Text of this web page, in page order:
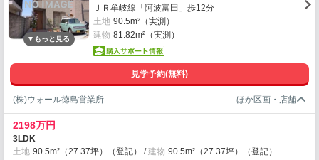
ＪＲ牟岐線「阿波富田」歩12分
土地 90.5m²（実測）
建物 81.82m²（実測）
見学予約(無料)
(株)ウォール徳島営業所
2198万円
3LDK
土地 90.5m²（27.37坪）（登記） 建物 90.5m²（27.37坪）（登記）